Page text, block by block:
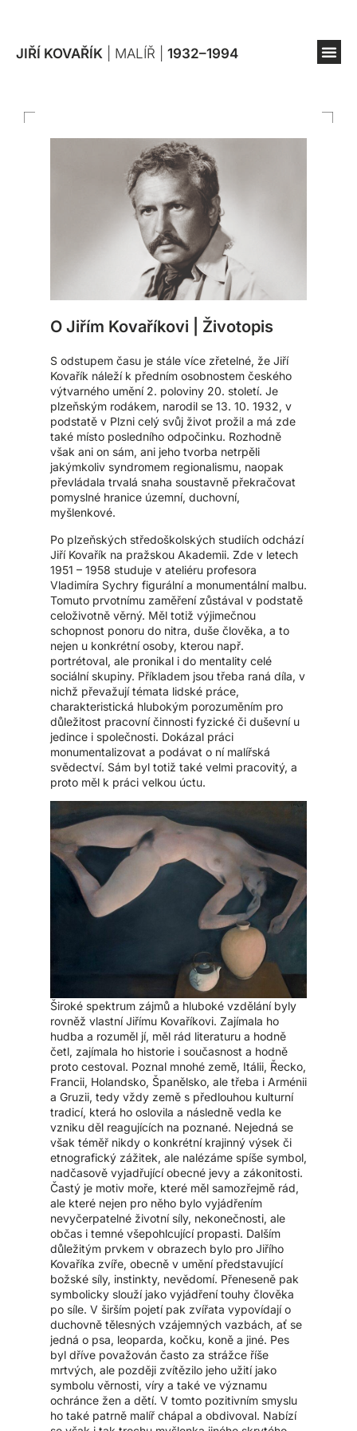
JIŘÍ KOVAŘÍK | MALÍŘ | 1932–1994
O Jiřím Kovaříkovi | Životopis
S odstupem času je stále více zřetelné, že Jiří
Kovařík náleží k předním osobnostem českého
výtvarného umění 2. poloviny 20. století. Je
plzeňským rodákem, narodil se 13. 10. 1932, v
podstatě v Plzni celý svůj život prožil a má zde
také místo posledního odpočinku. Rozhodně
však ani on sám, ani jeho tvorba netrpěli
jakýmkoliv syndromem regionalismu, naopak
převládala trvalá snaha soustavně překračovat
pomyslné hranice územní, duchovní,
myšlenkové.
Po plzeňských středoškolských studiích odchází
Jiří Kovařík na pražskou Akademii. Zde v letech
1951 – 1958 studuje v ateliéru profesora
Vladimíra Sychry figurální a monumentální malbu.
Tomuto prvotnímu zaměření zůstával v podstatě
celoživotně věrný. Měl totiž výjimečnou
schopnost ponoru do nitra, duše člověka, a to
nejen u konkrétní osoby, kterou např.
portrétoval, ale pronikal i do mentality celé
sociální skupiny. Příkladem jsou třeba raná díla, v
nichž převažují témata lidské práce,
charakteristická hlubokým porozuměním pro
důležitost pracovní činnosti fyzické či duševní u
jedince i společnosti. Dokázal práci
monumentalizovat a podávat o ní malířská
svědectví. Sám byl totiž také velmi pracovitý, a
proto měl k práci velkou úctu.
Široké spektrum zájmů a hluboké vzdělání byly
rovněž vlastní Jiřímu Kovaříkovi. Zajímala ho
hudba a rozuměl jí, měl rád literaturu a hodně
četl, zajímala ho historie i současnost a hodně
proto cestoval. Poznal mnohé země, Itálii, Řecko,
Francii, Holandsko, Španělsko, ale třeba i Arménii
a Gruzii, tedy vždy země s předlouhou kulturní
tradicí, která ho oslovila a následně vedla ke
vzniku děl reagujících na poznané. Nejedná se
však téměř nikdy o konkrétní krajinný výsek či
etnografický zážitek, ale nalézáme spíše symbol,
nadčasově vyjadřující obecné jevy a zákonitosti.
Častý je motiv moře, které měl samozřejmě rád,
ale které nejen pro něho bylo vyjádřením
nevyčerpatelné životní síly, nekonečnosti, ale
občas i temné všepohlcující propasti. Dalším
důležitým prvkem v obrazech bylo pro Jiřího
Kovaříka zvíře, obecně v umění představující
božské síly, instinkty, nevědomí. Přeneseně pak
symbolicky slouží jako vyjádření touhy člověka
po síle. V širším pojetí pak zvířata vypovídají o
duchovně tělesných vzájemných vazbách, ať se
jedná o psa, leoparda, kočku, koně a jiné. Pes
byl dříve považován často za strážce říše
mrtvých, ale později zvítězilo jeho užití jako
symbolu věrnosti, víry a také ve významu
ochránce žen a dětí. V tomto pozitivním smyslu
ho také patrně malíř chápal a obdivoval. Nabízí